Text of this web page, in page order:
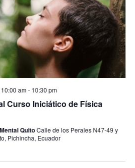
am- 10:30 pm
Curso Iniciático de Física
QuitoCalle de los Perales N47-49 y
Pichincha, Ecuador